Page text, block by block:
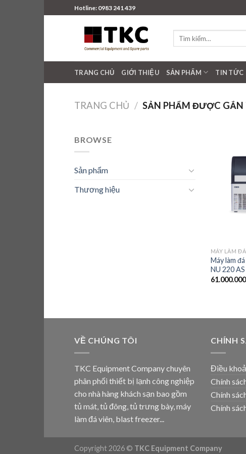
to
Hotline: 0983 241 439
TRANG CHỦ GIỚI THIỆU SẢN PHẨM TIN TỨC
TRANG CHỦ / SẢN PHẨM ĐƯỢC GẮN
BROWSE
Sản phẩm
Thương hiệu
MÁY LÀM
Máy làm
NU 220 AS
61.000.000
VỀ CHÚNG TÔI
TKC Equipment Company chuyên
phân phối thiết bị lạnh công nghiệp
cho nhà hàng khách sạn bao gồm
tủ mát, tủ đông, tủ trưng bày, máy
làm đá viên, blast freezer...
CHÍNH
Điều
Chính
Chính
Chính
Copyright 2026 © TKC Equipment Company